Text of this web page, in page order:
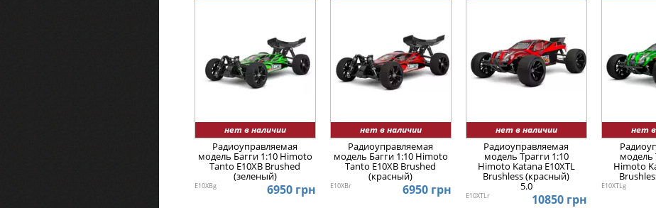
нет в наличии
Радиоуправляемая
модель Багги 1:10 Himoto
Tanto E10XB Brushed
(зеленый)
E10XBg 6950 грн
нет в наличии
Радиоуправляемая
модель Багги 1:10 Himoto
Tanto E10XB Brushed
(красный)
E10XBr 6950 грн
нет в наличии
Радиоуправляемая
модель Трагги 1:10
Himoto Katana E10XTL
Brushless (красный)
5.0
E10XTLr 10850 грн
нет
модель
Himoto
E10XTLg